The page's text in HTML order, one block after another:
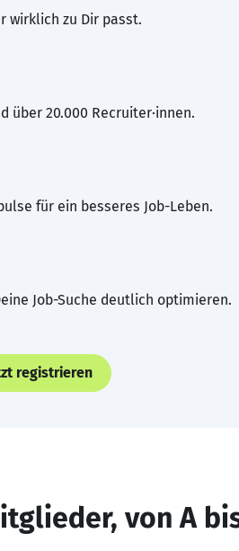
wirklich zu Dir passt.
über 20.000 Recruiter·innen.
für ein besseres Job-Leben.
Job-Suche deutlich optimieren.
registrieren
von A